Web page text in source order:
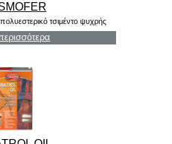
τσιμέντο ψυχρής